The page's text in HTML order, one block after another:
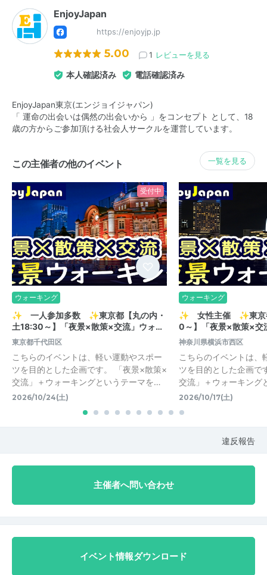
EnjoyJapan
https://enjoyjp.jp
5.00 1 レビューを見る
本人確認済み 電話確認済み
EnjoyJapan東京(エンジョイジャパン)
「 運命の出会いは偶然の出会いから 」をコンセプト として、18
歳の方からご参加頂ける社会人サークルを運営しています。
この主催者の他のイベント 一覧を見る
受付中
ウォーキング
✨ 一人参加多数 ✨東京都【丸の内・
土18:30～】「夜景×散策×交流」ウォ…
東京都千代田区
こちらのイベントは、軽い運動やスポー
ツを目的とした企画です。 「夜景×散策×
交流」＋ウォーキングというテーマを…
2026/10/24(土)
ウォーキング
✨ 女性主催 ✨東京
0～】「夜景×散策×交
神奈川県横浜市西区
こちらのイベントは、
ツを目的とした企画で
交流」＋ウォーキング
2026/10/17(土)
違反報告
主催者へ問い合わせ
イベント情報ダウンロード